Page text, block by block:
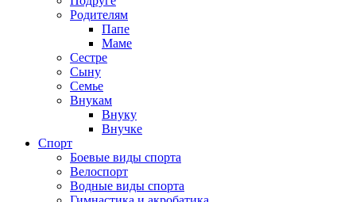
Родителям
Папе
Маме
Сестре
Сыну
Семье
Внукам
Внуку
Внучке
Спорт
Боевые виды спорта
Велоспорт
Водные виды спорта